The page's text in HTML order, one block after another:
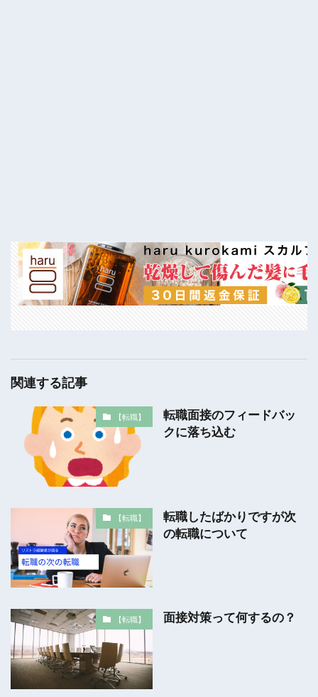
関連する記事
【転職】
転職面接のフィードバッ
クに落ち込む
【転職】
転職したばかりですが次
の転職について
【転職】 面接対策って何するの？